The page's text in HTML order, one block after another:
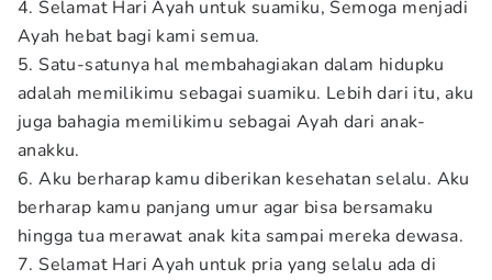
4. Selamat Hari Ayah untuk suamiku, Semoga menjadi
Ayah hebat bagi kami semua.
5. Satu-satunya hal membahagiakan dalam hidupku
adalah memilikimu sebagai suamiku. Lebih dari itu, aku
juga bahagia memilikimu sebagai Ayah dari anak-
anakku.
6. Aku berharap kamu diberikan kesehatan selalu. Aku
berharap kamu panjang umur agar bisa bersamaku
hingga tua merawat anak kita sampai mereka dewasa.
7. Selamat Hari Ayah untuk pria yang selalu ada di